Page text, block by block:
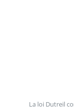
La loi Dutreil